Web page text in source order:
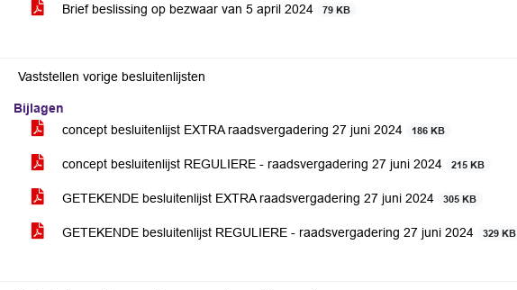
Brief beslissing op bezwaar van 5 april 2024 79 KB
Vaststellen vorige besluitenlijsten
Bijlagen
concept besluitenlijst EXTRA raadsvergadering 27 juni 2024
186 KB
concept besluitenlijst REGULIERE - raadsvergadering 27 juni 2024 215 KB
GETEKENDE besluitenlijst EXTRA raadsvergadering 27 juni 2024 305 KB
GETEKENDE besluitenlijst REGULIERE - raadsvergadering 27 juni 2024 329 KB